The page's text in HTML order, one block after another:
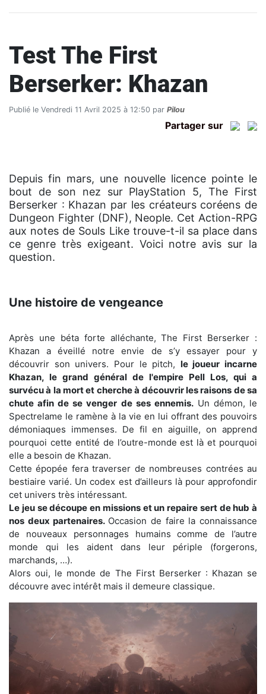
Test The First
Berserker: Khazan
Publié le Vendredi 11 Avril 2025 à 12:50 par Pilou
Partager sur
Depuis fin mars, une nouvelle licence pointe le
bout de son nez sur PlayStation 5, The First
Berserker : Khazan par les créateurs coréens de
Dungeon Fighter (DNF), Neople. Cet Action-RPG
aux notes de Souls Like trouve-t-il sa place dans
ce genre très exigeant. Voici notre avis sur la
question.
Une histoire de vengeance
Après une béta forte alléchante, The First Berserker :
Khazan a éveillé notre envie de s’y essayer pour y
découvrir son univers. Pour le pitch, le joueur incarne
Khazan, le grand général de l'empire Pell Los, qui a
survécu à la mort et cherche à découvrir les raisons de sa
chute afin de se venger de ses ennemis.Un démon, le
Spectrelame le ramène à la vie en lui offrant des pouvoirs
démoniaques immenses. De fil en aiguille, on apprend
pourquoi cette entité de l’outre-monde est là et pourquoi
elle a besoin de Khazan.
Cette épopée fera traverser de nombreuses contrées au
bestiaire varié. Un codex est d’ailleurs là pour approfondir
cet univers très intéressant.
Le jeu se découpe en missions et un repaire sert de hub à
nos deux partenaires. Occasion de faire la connaissance
de nouveaux personnages humains comme de l’autre
monde qui les aident dans leur périple (forgerons,
marchands, …).
Alors oui, le monde de The First Berserker : Khazan se
découvre avec intérêt mais il demeure classique.